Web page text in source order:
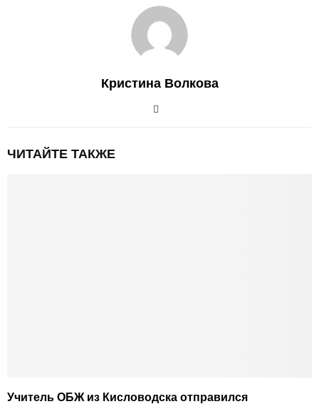
Кристина Волкова
ЧИТАЙТЕ ТАКЖЕ
Учитель ОБЖ из Кисловодска отправился